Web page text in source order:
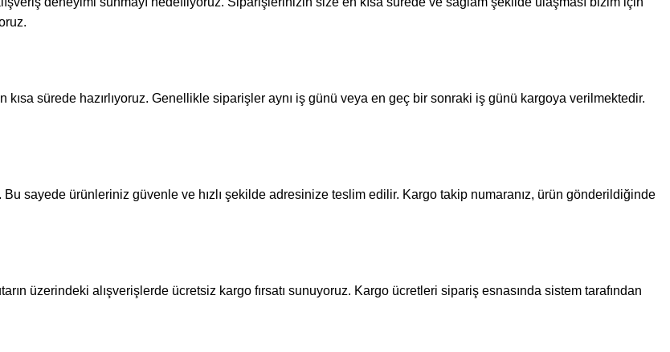
sürede hazırlıyoruz. Genellikle siparişler aynı iş günü veya en geç bir sonraki iş günü kargoya verilmektedir.
Bu sayede ürünleriniz güvenle ve hızlı şekilde adresinize teslim edilir. Kargo takip numaranız, ürün gönderildiğinde
üzerindeki alışverişlerde ücretsiz kargo fırsatı sunuyoruz. Kargo ücretleri sipariş esnasında sistem tarafından